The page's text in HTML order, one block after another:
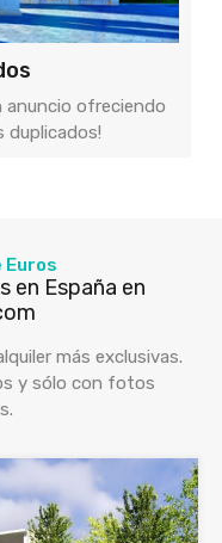
anuncio ofreciendo
duplicados!
Euros
en España en
más exclusivas.
y sólo con fotos